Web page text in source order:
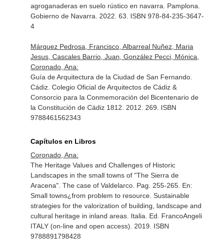
agroganaderas en suelo rústico en navarra. Pamplona.
Gobierno de Navarra. 2022. 63. ISBN 978-84-235-3647-
4
Márquez Pedrosa, Francisco, Albarreal Nuñez, Maria
Jesus, Cascales Barrio, Juan, González Pecci, Mónica,
Coronado, Ana:
Guía de Arquitectura de la Ciudad de San Fernando.
Cádiz. Colegio Oficial de Arquitectos de Cádiz &
Consorcio para la Conmemoración del Bicentenario de
la Constitución de Cádiz 1812. 2012. 269. ISBN
9788461562343
Capítulos en Libros
Coronado, Ana:
The Heritage Values and Challenges of Historic
Landscapes in the small towns of "The Sierra de
Aracena". The case of Valdelarco. Pag. 255-265. En:
Small towns¿from problem to resource. Sustainable
strategies for the valorization of building, landscape and
cultural heritage in inland areas. Italia. Ed. FrancoAngeli
ITALY (on-line and open access). 2019. ISBN
9788891798428